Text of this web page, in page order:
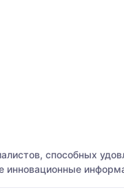
способных
инновационные